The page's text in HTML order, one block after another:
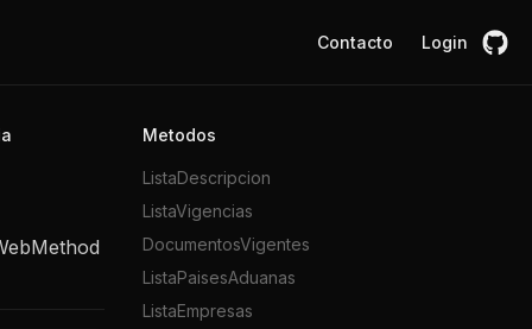
Contacto Login
Metodos
ListaDescripcion
ListaVigencias
DocumentosVigentes
ListaPaisesAduanas
ListaEmpresas